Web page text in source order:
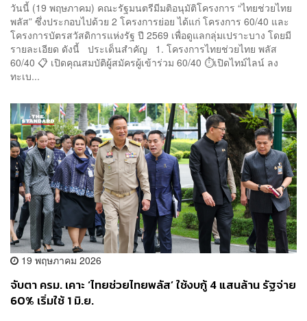
วันนี้ (19 พฤษภาคม) คณะรัฐมนตรีมีมติอนุมัติโครงการ “ไทยช่วยไทย
พลัส” ซึ่งประกอบไปด้วย 2 โครงการย่อย ได้แก่ โครงการ 60/40 และ
โครงการบัตรสวัสดิการแห่งรัฐ ปี 2569 เพื่อดูแลกลุ่มเปราะบาง โดยมี
รายละเอียด ดังนี้ ประเด็นสำคัญ 1. โครงการไทยช่วยไทย พลัส
60/40 📋 เปิดคุณสมบัติผู้สมัครผู้เข้าร่วม 60/40 ⏱️เปิดไทม์ไลน์ ลง
ทะเบ...
19 พฤษภาคม 2026
จับตา ครม. เคาะ ‘ไทยช่วยไทยพลัส’ ใช้งบกู้ 4 แสนล้าน รัฐจ่าย
60% เริ่มใช้ 1 มิ.ย.